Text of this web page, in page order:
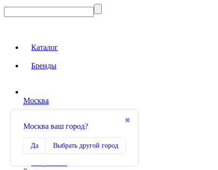
Каталог
Бренды
Москва
✖
Москва ваш город?
Да Выбрать другой город
Сравнение